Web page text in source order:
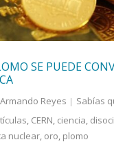
SE PUEDE
Armando Reyes
Sabías
, CERN, ciencia,
nuclear, oro, plomo